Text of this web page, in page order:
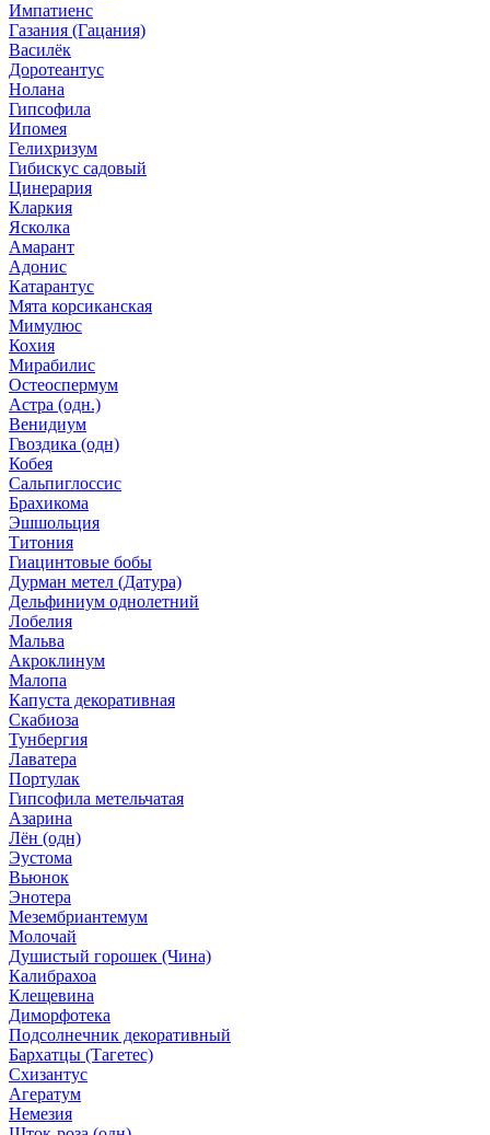
Импатиенс
Газания (Гацания)
Василёк
Доротеантус
Нолана
Гипсофила
Ипомея
Гелихризум
Гибискус садовый
Цинерария
Кларкия
Ясколка
Амарант
Адонис
Катарантус
Мята корсиканская
Мимулюс
Кохия
Мирабилис
Остеоспермум
Астра (одн.)
Венидиум
Гвоздика (одн)
Кобея
Сальпиглоссис
Брахикома
Эшшольция
Титония
Гиацинтовые бобы
Дурман метел (Датура)
Дельфиниум однолетний
Лобелия
Мальва
Акроклинум
Малопа
Капуста декоративная
Скабиоза
Тунбергия
Лаватера
Портулак
Гипсофила метельчатая
Азарина
Лён (одн)
Эустома
Вьюнок
Энотера
Мезембриантемум
Молочай
Душистый горошек (Чина)
Калибрахоа
Клещевина
Диморфотека
Подсолнечник декоративный
Бархатцы (Тагетес)
Схизантус
Агератум
Немезия